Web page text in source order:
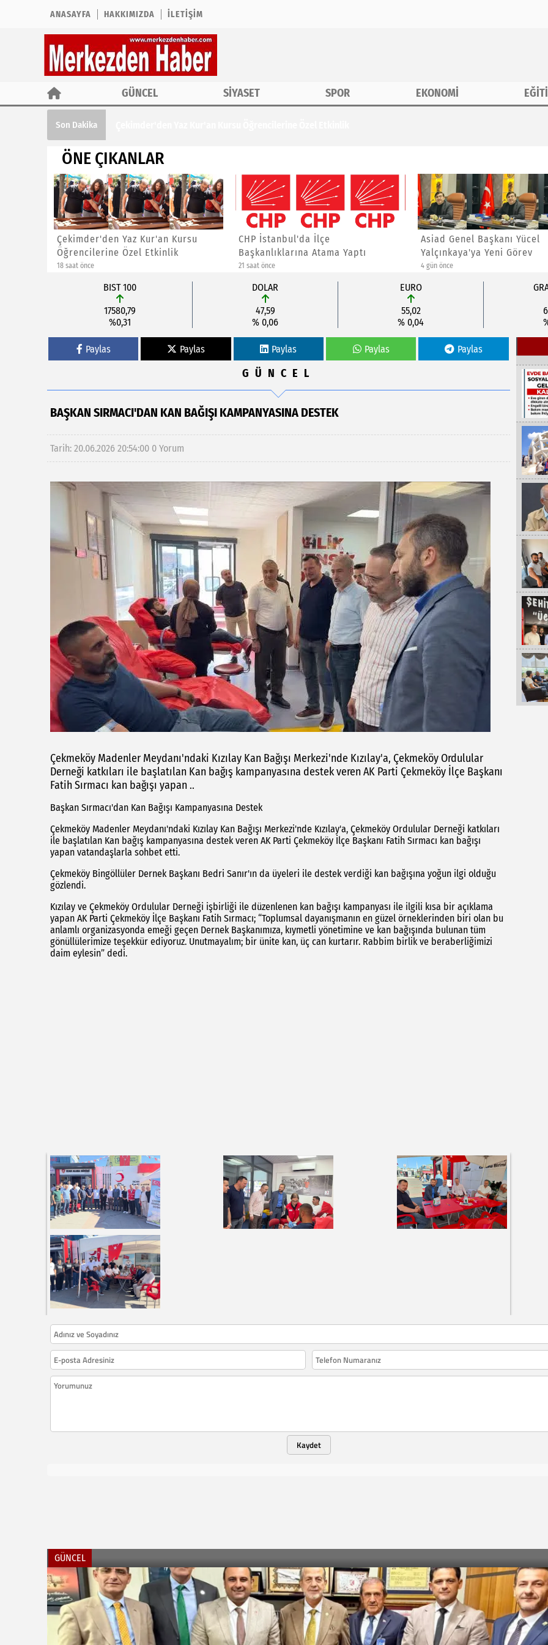
ANASAYFA HAKKIMIZDA İLETIŞIM
GÜNCEL SİYASET SPOR EKONOMİ
Son Dakika
ÖNE ÇIKANLAR
Çekimder'den Yaz Kur'an Kursu
Öğrencilerine Özel Etkinlik
18 saat önce
CHP İstanbul'da İlçe
Başkanlıklarına Atama Yaptı
21 saat önce
Asiad Genel Başkanı Yücel
Yalçınkaya'ya Yeni Görev
4 gün önce
BIST 100
17580,79
%0,31
DOLAR
47,59
% 0,06
EURO
55,02
% 0,04
Paylas Paylas Paylas Paylas Paylas
GÜNCEL
BAŞKAN SIRMACI'DAN KAN BAĞIŞI KAMPANYASINA DESTEK
Tarih: 20.06.2026 20:54:00 0 Yorum
Çekmeköy Madenler Meydanı'ndaki Kızılay Kan Bağışı Merkezi'nde Kızılay'a, Çekmeköy Ordulular
Derneği katkıları ile başlatılan Kan bağış kampanyasına destek veren AK Parti Çekmeköy İlçe Başkanı
Fatih Sırmacı kan bağışı yapan ..
Başkan Sırmacı'dan Kan Bağışı Kampanyasına Destek
Çekmeköy Madenler Meydanı'ndaki Kızılay Kan Bağışı Merkezi'nde Kızılay'a, Çekmeköy Ordulular Derneği katkıları
ile başlatılan Kan bağış kampanyasına destek veren AK Parti Çekmeköy İlçe Başkanı Fatih Sırmacı kan bağışı
yapan vatandaşlarla sohbet etti.
Çekmeköy Bingöllüler Dernek Başkanı Bedri Sanır'ın da üyeleri ile destek verdiği kan bağışına yoğun ilgi olduğu
gözlendi.
Kızılay ve Çekmeköy Ordulular Derneği işbirliği ile düzenlenen kan bağışı kampanyası ile ilgili kısa bir açıklama
yapan AK Parti Çekmeköy İlçe Başkanı Fatih Sırmacı; “Toplumsal dayanışmanın en güzel örneklerinden biri olan bu
anlamlı organizasyonda emeği geçen Dernek Başkanımıza, kıymetli yönetimine ve kan bağışında bulunan tüm
gönüllülerimize teşekkür ediyoruz. Unutmayalım; bir ünite kan, üç can kurtarır. Rabbim birlik ve beraberliğimizi
daim eylesin” dedi.
Kaydet
GÜNCEL